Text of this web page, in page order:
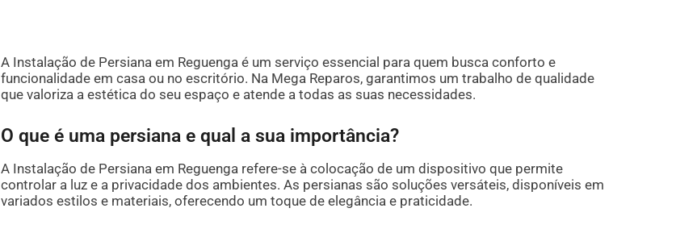
A Instalação de Persiana em Reguenga é um serviço essencial para quem busca conforto e
funcionalidade em casa ou no escritório. Na Mega Reparos, garantimos um trabalho de qualidade
que valoriza a estética do seu espaço e atende a todas as suas necessidades.
O que é uma persiana e qual a sua importância?
A Instalação de Persiana em Reguenga refere-se à colocação de um dispositivo que permite
controlar a luz e a privacidade dos ambientes. As persianas são soluções versáteis, disponíveis em
variados estilos e materiais, oferecendo um toque de elegância e praticidade.